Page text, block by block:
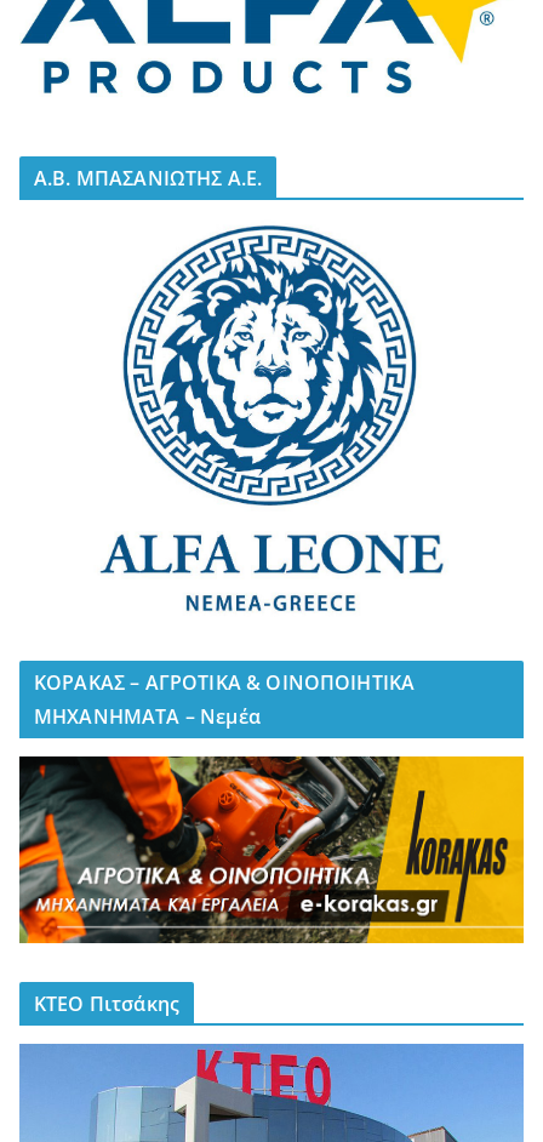
A.B. ΜΠΑΣΑΝΙΩΤΗΣ Α.Ε.
ΚΟΡΑΚΑΣ – ΑΓΡΟΤΙΚΑ & ΟΙΝΟΠΟΙΗΤΙΚΑ
ΜΗΧΑΝΗΜΑΤΑ – Νεμέα
ΚΤΕΟ Πιτσάκης